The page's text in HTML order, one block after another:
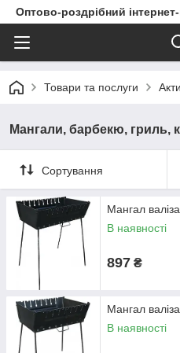
Оптово-роздрібний
Товари та послуги
Мангали, барбекю, гриль,
Сортування
Мангал
В наявності
897 ₴
Мангал
В наявності